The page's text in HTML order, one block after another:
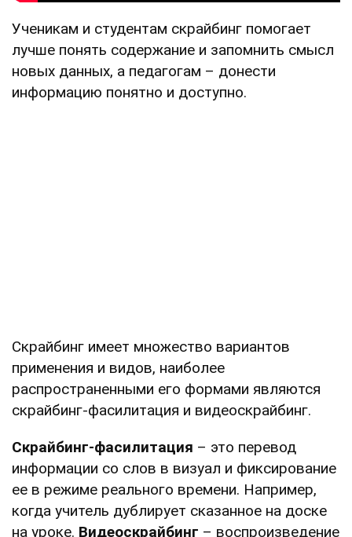
Ученикам и студентам скрайбинг помогает
лучше понять содержание и запомнить смысл
новых данных, а педагогам – донести
информацию понятно и доступно.
Скрайбинг имеет множество вариантов
применения и видов, наиболее
распространенными его формами являются
скрайбинг-фасилитация и видеоскрайбинг.
Скрайбинг-фасилитация – это перевод
информации со слов в визуал и фиксирование
ее в режиме реального времени. Например,
когда учитель дублирует сказанное на доске
на уроке. Видеоскрайбинг – воспроизведение